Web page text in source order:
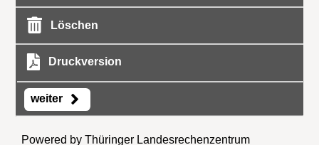
Löschen
Druckversion
weiter
Powered by Thüringer Landesrechenzentrum